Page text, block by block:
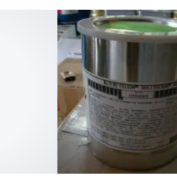
面的配合：
机械防护：基材的拉伸强
化学阻隔
：丁基胶粘剂的
电化学保护：配套底漆要
⚠️ 常见误区：
忽视底漆处理：直接缠绕
过度依赖厚度：1.4mm
混淆胶系：聚丙烯基材耐